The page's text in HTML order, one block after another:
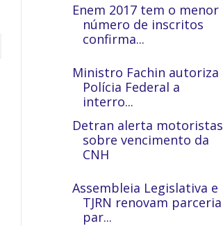
Enem 2017 tem o menor
número de inscritos
confirma...
Ministro Fachin autoriza
Polícia Federal a
interro...
Detran alerta motoristas
sobre vencimento da
CNH
Assembleia Legislativa e
TJRN renovam parceria
par...